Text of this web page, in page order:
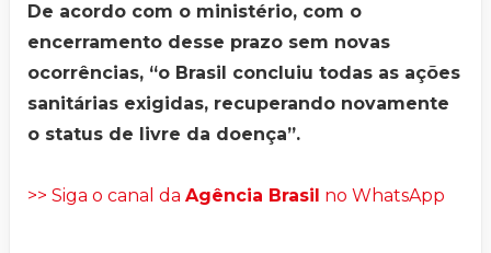
De acordo com o ministério, com o
encerramento desse prazo sem novas
ocorrências, “o Brasil concluiu todas as ações
sanitárias exigidas, recuperando novamente
o status de livre da doença”.
>> Siga o canal da Agência Brasil no WhatsApp